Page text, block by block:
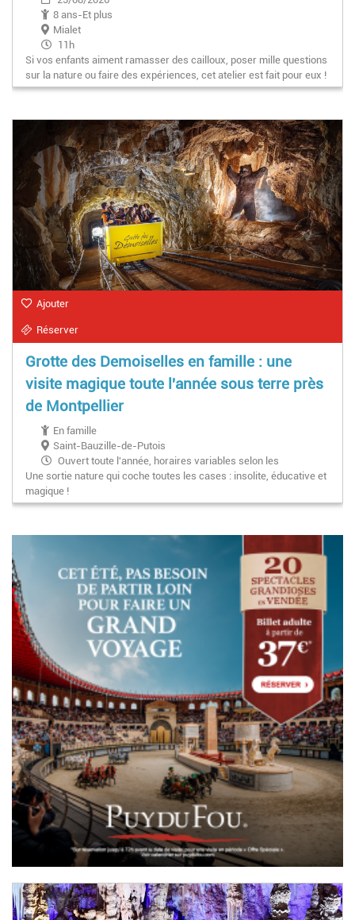
8 ans-Et plus
Mialet
11h
Si vos enfants aiment ramasser des cailloux, poser mille questions
sur la nature ou faire des expériences, cet atelier est fait pour eux !
Ajouter
Réserver
Grotte des Demoiselles en famille : une
visite magique toute l'année sous terre près
de Montpellier
En famille
Saint-Bauzille-de-Putois
Ouvert toute l'année, horaires variables selon les
saisons
Une sortie nature qui coche toutes les cases : insolite, éducative et
magique !